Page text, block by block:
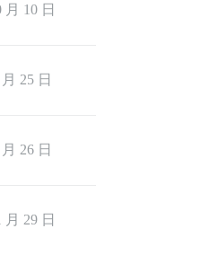
月 10 日
25 日
26 日
月 29 日